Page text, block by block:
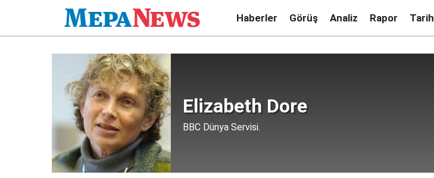
Haberler Görüş Analiz Rapor Tarih
Elizabeth Dore
BBC Dünya Servisi.